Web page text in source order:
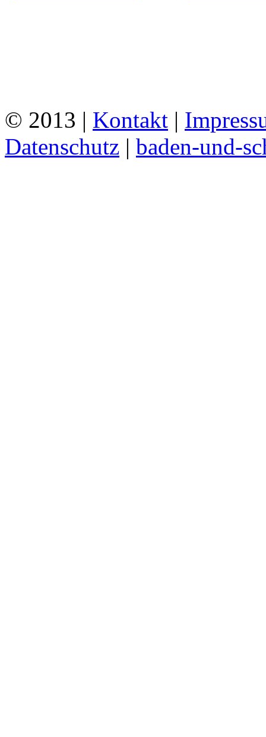
© 2013 | Kontakt |
Datenschutz | baden-und-